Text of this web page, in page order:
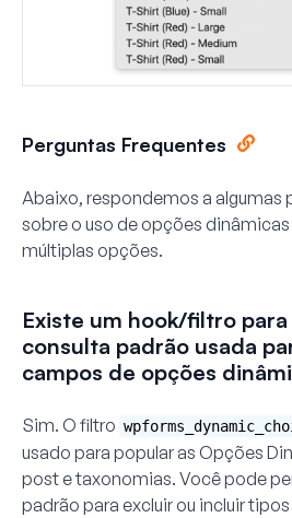
Perguntas Frequentes
Abaixo, respondemos a algumas
sobre o uso de opções
múltiplas opções.
Existe um hook/filtro
consulta padrão usada
campos de opções
Sim. O filtro
usado para popular as Opções
post e taxonomias. Você pode
padrão para excluir ou incluir